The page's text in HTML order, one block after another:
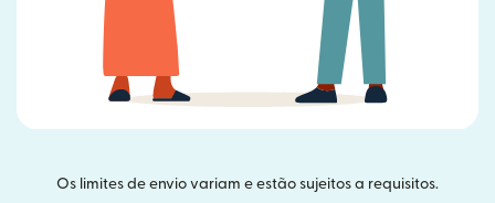
Os limites de envio variam e estão sujeitos a requisitos.